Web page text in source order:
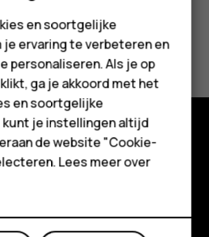
M
nuttig?
en soortgelijke
ervaring te verbeteren en
personaliseren. Als je op
ga je akkoord met het
en soortgelijke
je instellingen altijd
de website "Cookie-
Lees meer over